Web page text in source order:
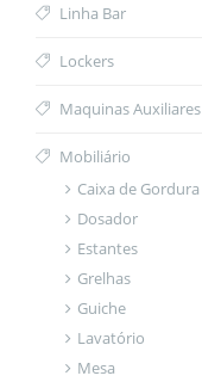
Linha Bar
Lockers
Maquinas Auxiliares
Mobiliário
Caixa de Gordura
Dosador
Estantes
Grelhas
Guiche
Lavatório
Mesa